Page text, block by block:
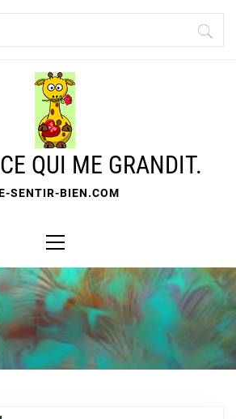
QUI ME GRANDIT.
SENTIR-BIEN.COM
Menu